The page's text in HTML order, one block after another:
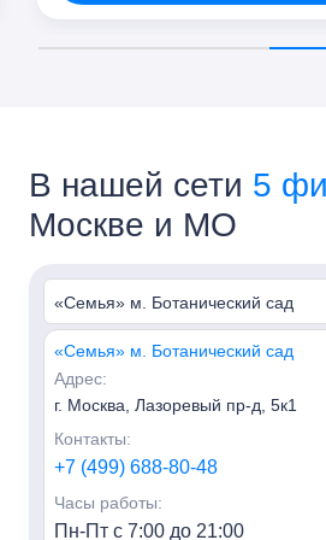
В нашей сети 5
Москве и МО
«Семья» м. Ботанический сад
«Семья» м. Ботанический сад
Адрес:
г. Москва, Лазоревый пр-д, 5к1
Контакты:
+7 (499) 688-80-48
Часы работы:
Пн-Пт с 7:00 до 21:00